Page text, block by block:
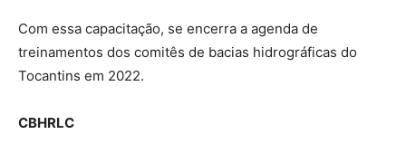
Com essa capacitação, se encerra a agenda de
treinamentos dos comitês de bacias hidrográficas do
Tocantins em 2022.
CBHRLC